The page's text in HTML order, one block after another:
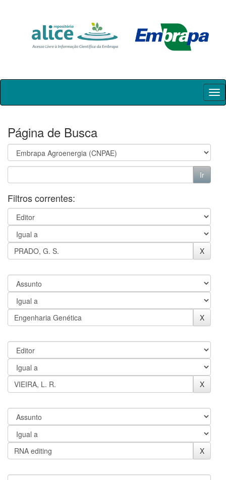
Skip
Página de Busca
Filtros correntes: